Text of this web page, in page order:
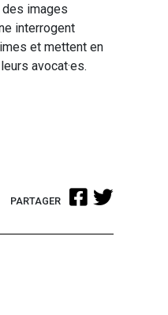
des images
interrogent
et mettent en
avocat·es.
PARTAGER